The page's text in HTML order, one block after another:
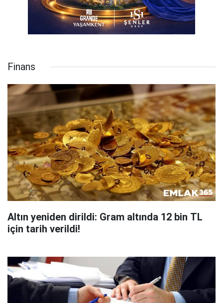
Finans
Altın yeniden dirildi: Gram altında 12 bin TL
için tarih verildi!